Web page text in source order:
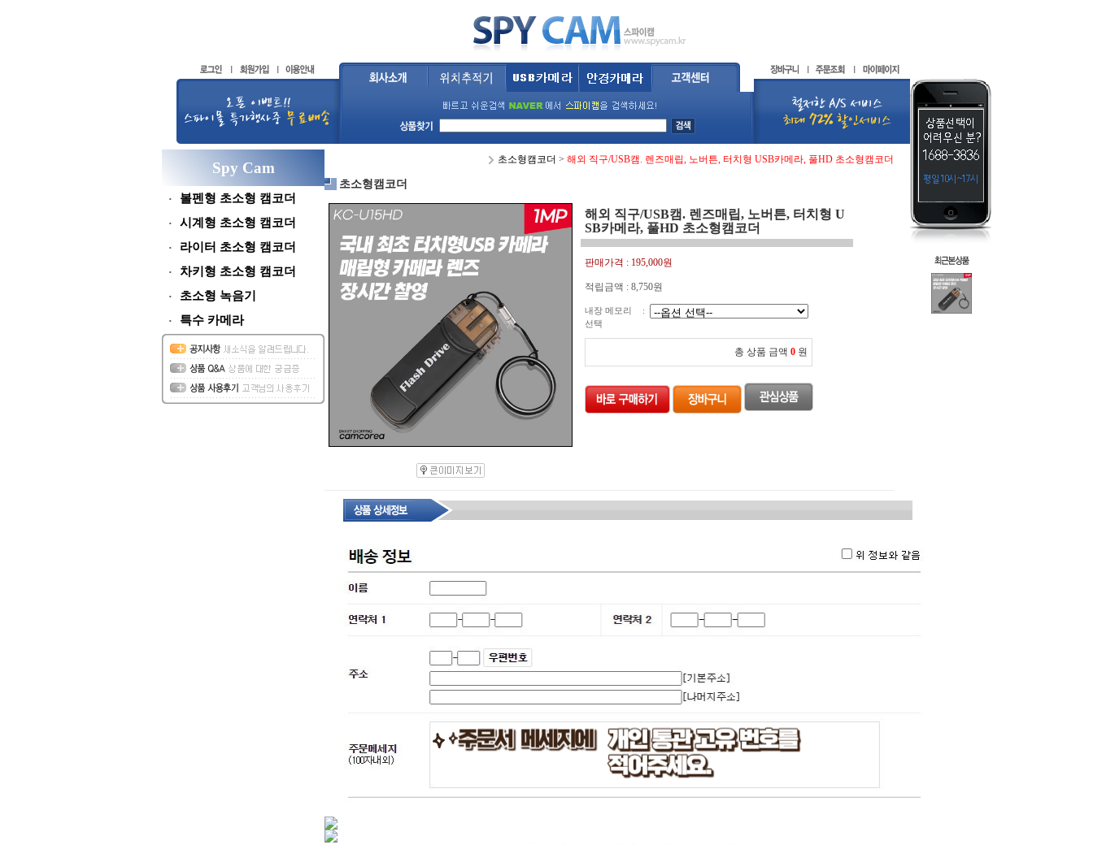
Spy Cam
볼펜형 초소형 캠코더
시계형 초소형 캠코더
라이터 초소형 캠코더
차키형 초소형 캠코더
초소형 녹음기
특수 카메라
초소형캠코더 > 해외 직구/USB캠. 렌즈매립, 노버튼, 터치형 USB카메라, 풀HD 초소형캠코더
초소형캠코더
해외 직구/USB캠. 렌즈매립, 노버튼, 터치형 U
SB카메라, 풀HD 초소형캠코더
판매가격 : 195,000원
적립금액 : 8,750원
내장 메모리
선택
:
총 상품 금액 0 원